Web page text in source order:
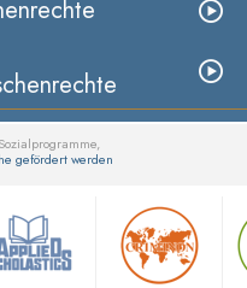
gefördert werden